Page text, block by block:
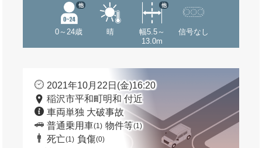
0～24歳
他
晴
幅5.5～
13.0m
他
信号なし
2021年10月22日(金)16:20
稲沢市平和町明和 付近
車両単独 大破事故
普通乗用車(1) 物件等(1)
死亡(1) 負傷(0)